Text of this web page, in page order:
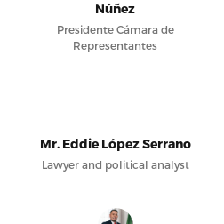
Núñez
Presidente Cámara de
Representantes
Mr. Eddie López Serrano
Lawyer and political analyst